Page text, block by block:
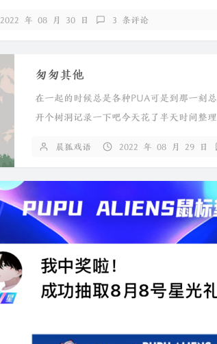
2022 年 08 月 30 日 3 条评论
匆匆其他
在一起的时候总是各种PUA可是到那一刻
开个树洞记录一下吧今天花了半天时间整
晨狐戏语 2022 年 08 月 29 日